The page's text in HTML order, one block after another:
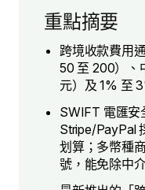
重點摘要
跨境收款費用
50 至 200）、
元）及 1% 至
SWIFT 電匯安
Stripe/PayPal
划算；多幣種
號，能免除中